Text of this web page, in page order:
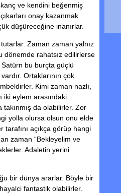
ve kendini beğenmiş
onay kazanmak
düşüreceğine inanırlar.
Zaman zaman yalnız
dönemde rahatsız edilirlerse
bu burçta güçlü
Ortaklarının çok
Kimi zaman nazlı,
eylem arasındaki
da olabilirler. Zor
yolla olursa olsun onu elde
tarafını açıkça görüp hangi
zaman “Bekleyelim ve
Adaletin yerini
bir dünya ararlar. Böyle bir
fantastik olabilirler.